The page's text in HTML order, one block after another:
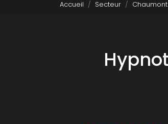
Accueil Secteur Chaumont